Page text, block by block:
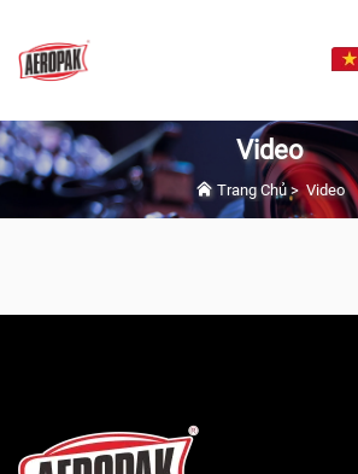
Video
Trang Chủ> Video